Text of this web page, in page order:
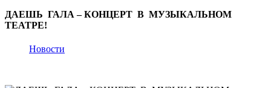
ДАЕШЬ ГАЛА – КОНЦЕРТ В МУЗЫКАЛЬНОМ
ТЕАТРЕ!
Новости